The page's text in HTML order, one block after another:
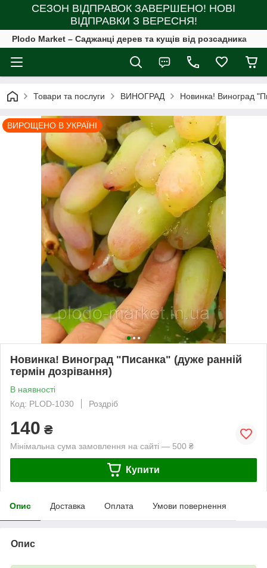
СЕЗОН ВІДПРАВОК ЗАВЕРШЕНО! НОВІ
ВІДПРАВКИ З ВЕРЕСНЯ!
Plodo Market – Саджанці дерев та кущів від розсадника
Товари та послуги ВИНОГРАД Новинка! Виноград
ВИРОЩЕНО В УКРАЇНІ
Новинка! Виноград "Писанка" (дуже ранній
термін дозрівання)
В наявності
Код: PLOD-1030
Роздріб
140 ₴
Мінімальна сума замовлення на сайті — 500 ₴
Купити
Опис Доставка Оплата Умови повернення
Опис